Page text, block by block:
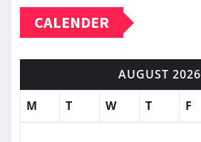
CALENDER
AUGUST 2026
M
T W T F